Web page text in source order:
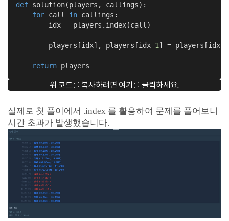
def solution(players, callings) :
for call in callings:
        idx = players.index(call)
        players[idx], players[idx
-1 ] = players[idx
return players
위 코드를 복사하려면 여기를 클릭하세요.
실제로 첫 풀이에서 .index 를 활용하여 문제를 풀어보니
시간 초과가 발생했습니다.